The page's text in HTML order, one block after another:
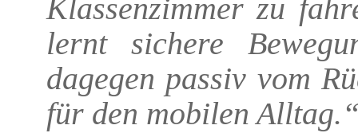
Klassenzimmer zu
lernt sichere
dagegen passiv vom
für den mobilen